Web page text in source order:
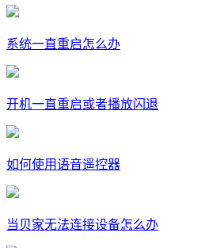
系统一直重启怎么办
开机一直重启或者播放闪退
如何使用语音遥控器
当贝家无法连接设备怎么办